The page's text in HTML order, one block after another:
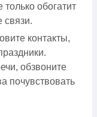
обогатит
связи.
контакты,
обзвоните
почувствовать